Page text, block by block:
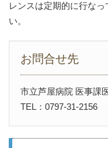
レンスは定期的に行な
い。
お問合せ先
市立芦屋病院 医事課
TEL：0797-31-2156